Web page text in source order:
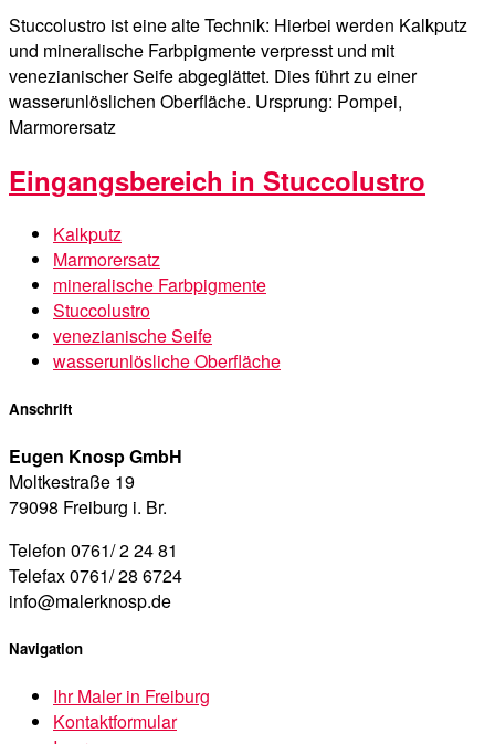
Stuccolustro ist eine alte Technik: Hierbei werden Kalkputz
und mineralische Farbpigmente verpresst und mit
venezianischer Seife abgeglättet. Dies führt zu einer
wasserunlöslichen Oberfläche. Ursprung: Pompei,
Marmorersatz
Eingangsbereich in Stuccolustro
Kalkputz
Marmorersatz
mineralische Farbpigmente
Stuccolustro
venezianische Seife
wasserunlösliche Oberfläche
Anschrift
Eugen Knosp GmbH
Moltkestraße 19
79098 Freiburg i. Br.
Telefon 0761/ 2 24 81
Telefax 0761/ 28 6724
info@malerknosp.de
Navigation
Ihr Maler in Freiburg
Kontaktformular